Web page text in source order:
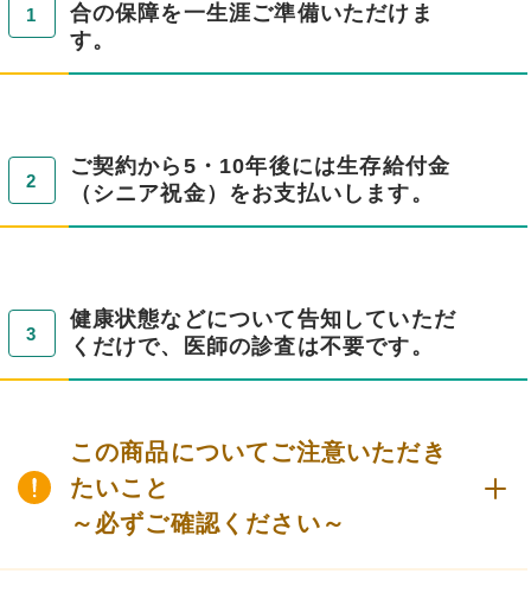
合の保障を一生涯ご準備いただけま
す。
ご契約から5・10年後には生存給付金
（シニア祝金）をお支払いします。
健康状態などについて告知していただ
くだけで、医師の診査は不要です。
この商品についてご注意いただき
たいこと
～必ずご確認ください～